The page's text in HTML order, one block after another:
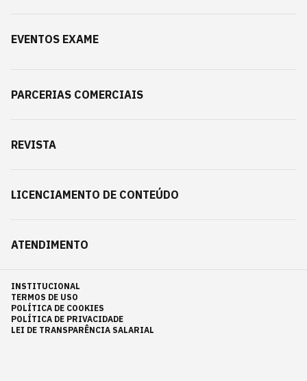
EVENTOS EXAME
PARCERIAS COMERCIAIS
REVISTA
LICENCIAMENTO DE CONTEÚDO
ATENDIMENTO
INSTITUCIONAL
TERMOS DE USO
POLÍTICA DE COOKIES
POLÍTICA DE PRIVACIDADE
LEI DE TRANSPARÊNCIA SALARIAL